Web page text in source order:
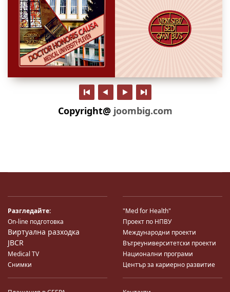
Copyright@ joombig.com
Разгледайте:
On-line подготовка
Виртуална разходка
JBCR
Medical TV
Снимки
"Med for Health"
Проект по НПВУ
Международни проекти
Вътреуниверситетски проекти
Национални програми
Център за кариерно развитие